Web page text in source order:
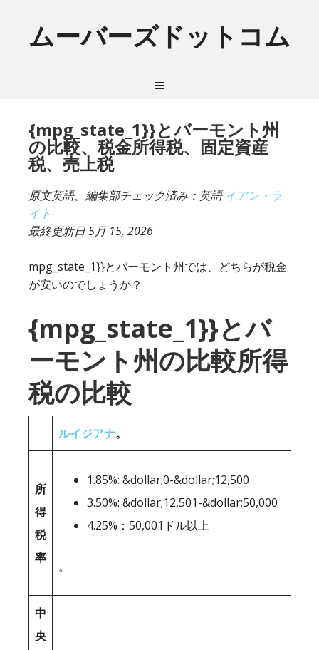
ムーバーズドットコム
{mpg_state_1}}とバーモント州
の比較、税金所得税、固定資産
税、売上税
原文英語、編集部チェック済み：英語イアン・ラ
イト
最終更新日5月 15, 2026
mpg_state_1}}とバーモント州では、どちらが税金
が安いのでしょうか？
{mpg_state_1}}とバ
ーモント州の比較所得
税の比較
ルイジアナ。
所
得
税
率
1.85%: &dollar;0-&dollar;12,500
3.50%: &dollar;12,501-&dollar;50,000
4.25%：50,001ドル以上
。
中
央